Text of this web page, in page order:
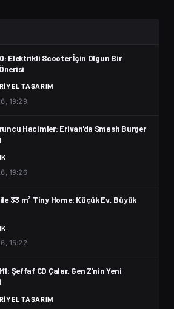
Elektrikli Scooter İçin Olgun Bir
TASARIM
19:29
Hacimler: Erivan'da Smash Burger
19:26
33 m² Tiny Home: Küçük Ev, Büyük
15:22
Şeffaf CD Çalar, Gen Z'nin Yeni
TASARIM